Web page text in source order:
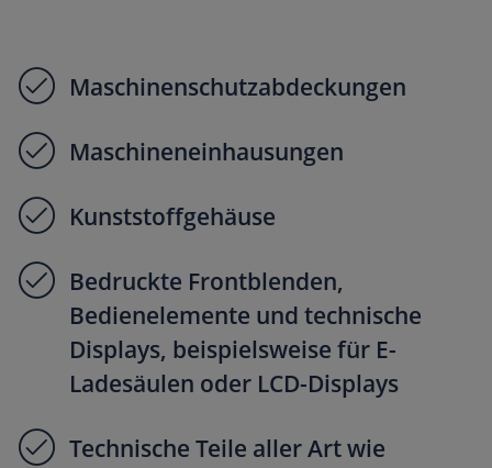
Maschinenschutzabdeckungen
Maschineneinhausungen
Kunststoffgehäuse
Bedruckte Frontblenden,
Bedienelemente und technische
Displays, beispielsweise für E-
Ladesäulen oder LCD-Displays
Technische Teile aller Art wie